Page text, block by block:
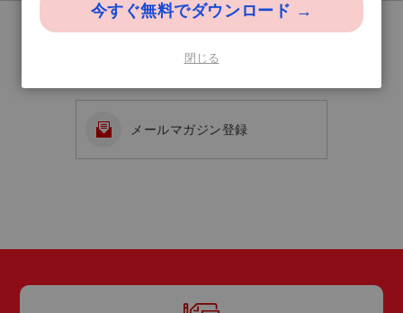
メールマガジン登録
今すぐ無料でダウンロード →
閉じる